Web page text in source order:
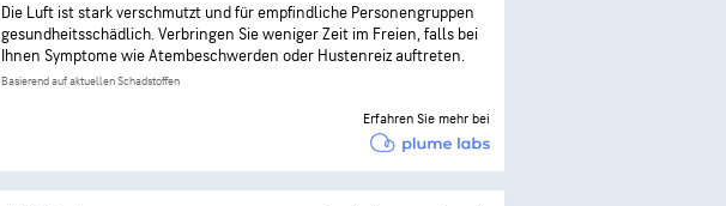
Die Luft ist stark verschmutzt und für empfindliche Personengruppen
gesundheitsschädlich. Verbringen Sie weniger Zeit im Freien, falls bei
Ihnen Symptome wie Atembeschwerden oder Hustenreiz auftreten.
Basierend auf aktuellen Schadstoffen
Erfahren Sie mehr bei